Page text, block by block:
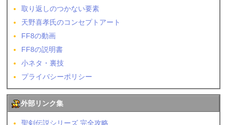
取り返しのつかない要素
天野喜孝氏のコンセプトアート
FF8の動画
FF8の説明書
小ネタ・裏技
プライバシーポリシー
外部リンク集
聖剣伝説シリーズ 完全攻略